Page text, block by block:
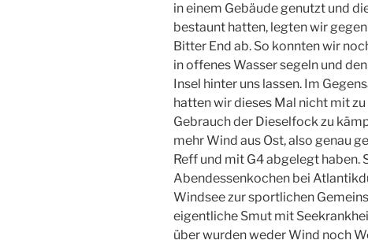
in einem Gebäude genutzt und
bestaunt hatten, legten wir
Bitter End ab. So konnten wir
in offenes Wasser segeln und
Insel hinter uns lassen. Im
hatten wir dieses Mal nicht mit
Gebrauch der Dieselfock zu
mehr Wind aus Ost, also genau
Reff und mit G4 abgelegt haben.
Abendessenkochen bei
Windsee zur sportlichen
eigentliche Smut mit
über wurden weder Wind noch